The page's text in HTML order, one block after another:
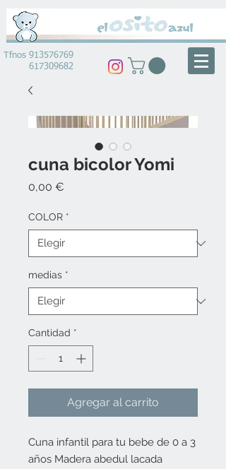
Tfnos 913576769
617309682
cuna bicolor Yomi
0,00 €
COLOR *
medias *
Cantidad *
Agregar al carrito
Cuna infantil para tu bebe de 0 a 3
años Madera abedul lacada